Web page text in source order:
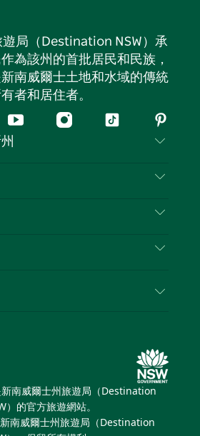
局（Destination NSW）承
為該州的首批居民和民族，
南威爾士土地和水域的傳統
者和居住者。
Youtube Instagram
抖
行
局（Destination NSW）媒體中
節
南威爾士州旅遊局（Destination
）的官方旅遊網站。
新南威爾士州旅遊局（Destination